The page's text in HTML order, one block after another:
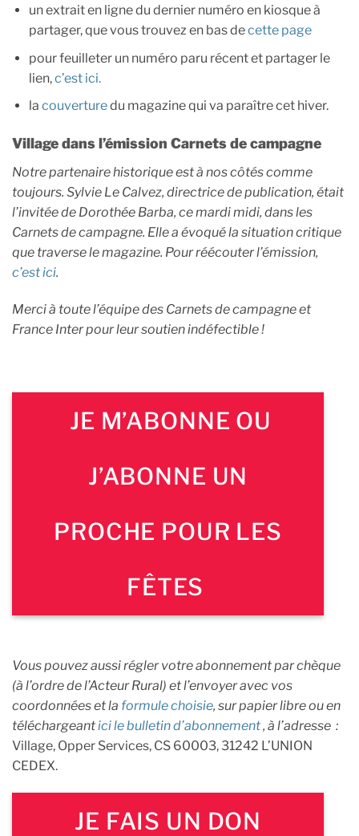
un extrait en ligne du dernier numéro en kiosque à
partager, que vous trouvez en bas decette page
pour feuilleter un numéro paru récent et partager le
lien,c’est ici.
la couverturedu magazine qui va paraître cet hiver.
Village dans l’émission Carnets de campagne
Notre partenaire historique est à nos côtés comme
toujours. Sylvie Le Calvez, directrice de publication, était
l’invitée de Dorothée Barba, ce mardi midi, dans les
Carnets de campagne. Elle a évoqué la situation critique
que traverse le magazine. Pour réécouter l’émission,
c’est ici.
Merci à toute l’équipe des Carnets de campagne et
France Inter pour leur soutien indéfectible !
JE M’ABONNE OU
J’ABONNE UN
PROCHE POUR LES
FÊTES
Vous pouvez aussi régler votre abonnement par chèque
(à l’ordre de l’Acteur Rural) et l’envoyer avec vos
coordonnées et la formule choisie, sur papier libre ou en
téléchargeantici le bulletin d’abonnement, à l’adresse :
Village, Opper Services, CS 60003, 31242 L’UNION
CEDEX.
JE FAIS UN DON